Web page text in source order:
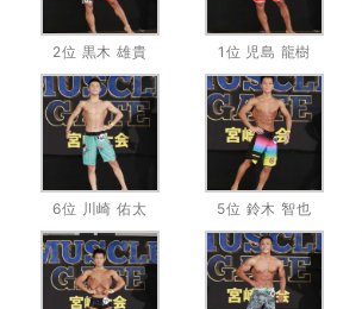
2位 黒木 雄貴 1位 児島 龍樹
6位 川崎 佑太 5位 鈴木 智也